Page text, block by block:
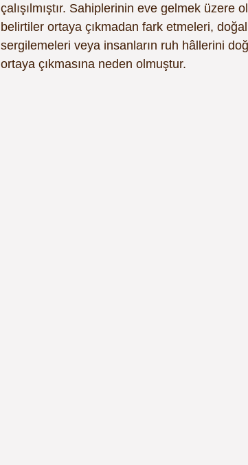
çalışılmıştır. Sahiplerinin eve gelmek üzere
belirtiler ortaya çıkmadan fark etmeleri,
sergilemeleri veya insanların ruh hâllerini
ortaya çıkmasına neden olmuştur.